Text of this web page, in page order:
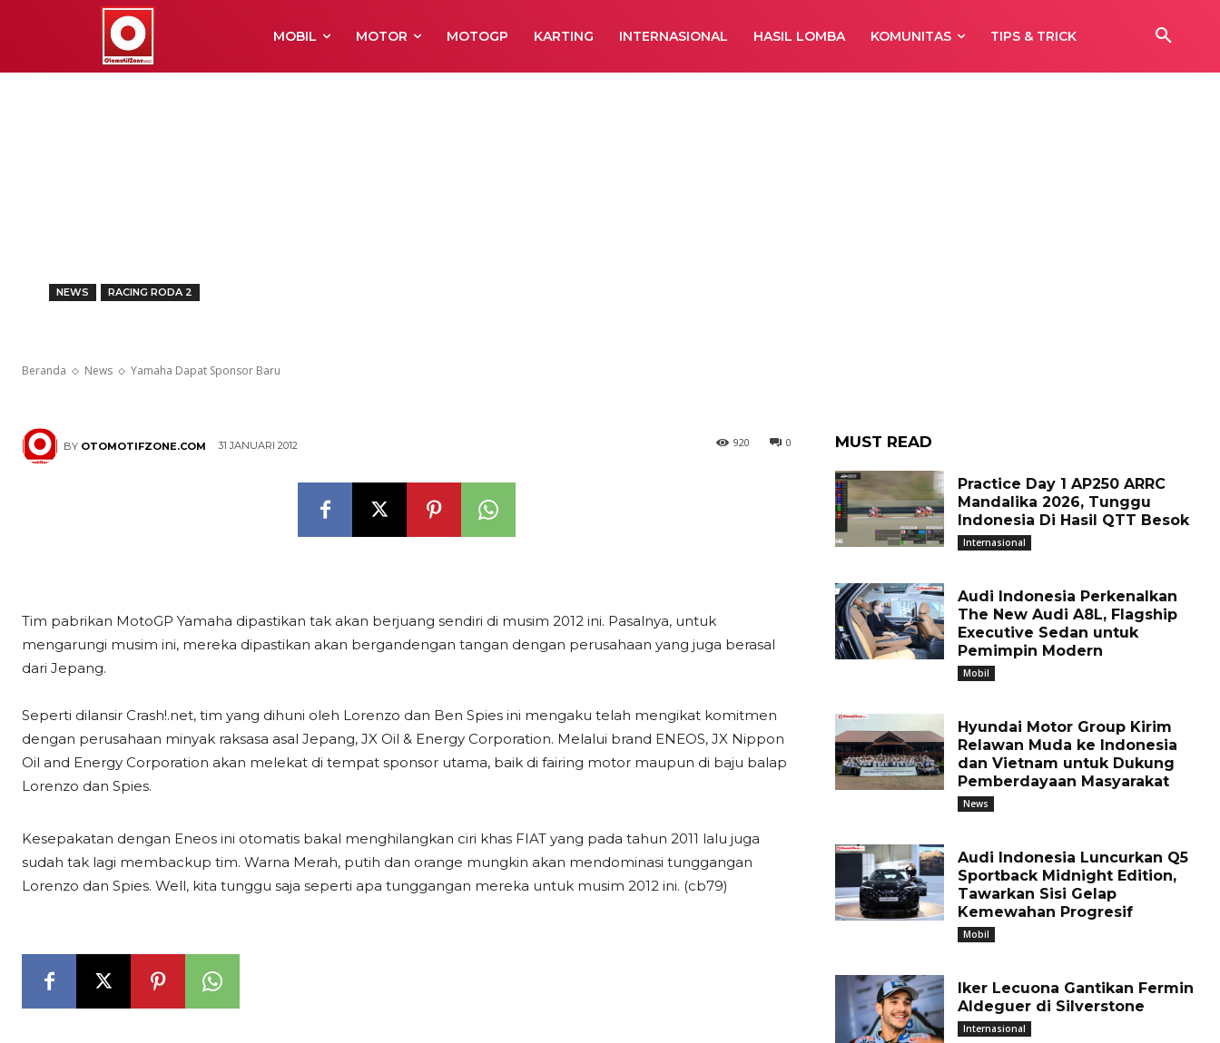
MOBIL MOTOR MOTOGP KARTING INTERNASIONAL HASIL LOMBA KOMUNITAS TIPS & TRICK
Beranda News Yamaha Dapat Sponsor Baru
NEWS RACING RODA 2
BY OTOMOTIFZONE.COM 31 JANUARI 2012 0
920
Tim pabrikan MotoGP Yamaha dipastikan tak akan berjuang sendiri di musim 2012 ini. Pasalnya, untuk
mengarungi musim ini, mereka dipastikan akan bergandengan tangan dengan perusahaan yang juga berasal
dari Jepang.
Seperti dilansir Crash!.net, tim yang dihuni oleh Lorenzo dan Ben Spies ini mengaku telah mengikat komitmen
dengan perusahaan minyak raksasa asal Jepang, JX Oil & Energy Corporation. Melalui brand ENEOS, JX Nippon
Oil and Energy Corporation akan melekat di tempat sponsor utama, baik di fairing motor maupun di baju balap
Lorenzo dan Spies.
Kesepakatan dengan Eneos ini otomatis bakal menghilangkan ciri khas FIAT yang pada tahun 2011 lalu juga
sudah tak lagi membackup tim. Warna Merah, putih dan orange mungkin akan mendominasi tunggangan
Lorenzo dan Spies. Well, kita tunggu saja seperti apa tunggangan mereka untuk musim 2012 ini. (cb79)
MUST READ
Practice Day 1 AP250 ARRC
Mandalika 2026, Tunggu
Indonesia Di Hasil QTT Besok
Internasional
Audi Indonesia Perkenalkan
The New Audi A8L, Flagship
Executive Sedan untuk
Pemimpin Modern
Mobil
Hyundai Motor Group Kirim
Relawan Muda ke Indonesia
dan Vietnam untuk Dukung
Pemberdayaan Masyarakat
News
Audi Indonesia Luncurkan Q5
Sportback Midnight Edition,
Tawarkan Sisi Gelap
Kemewahan Progresif
Mobil
Iker Lecuona Gantikan Fermin
Aldeguer di Silverstone
Internasional